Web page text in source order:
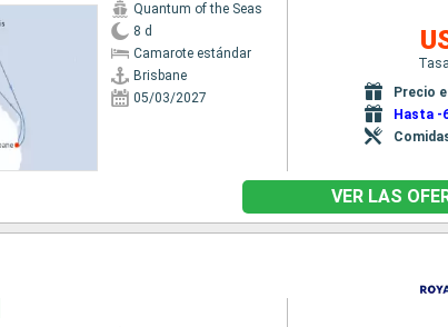
Quantum of the Seas
8 d
Camarote estándar
Brisbane
05/03/2027
Precio
Hasta -
VER LAS